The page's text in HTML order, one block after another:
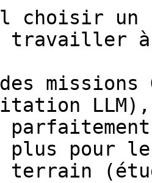
choisir un
travailler
missions
plus pour
terrain